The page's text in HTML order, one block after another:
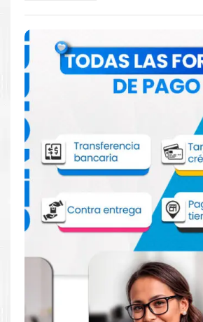
Comprar Kit Tóner HP 826A
impresora HP M855
Aprovecha nuestra experiencia y
productos. Tenemos promociones todos
visítanos hoy para encontrar la
impresoraHP, como laKit Tóner HP
M855, M855DN, M855XH, M855X+,
Dónde comprar Toner para
M855 en Lima o para